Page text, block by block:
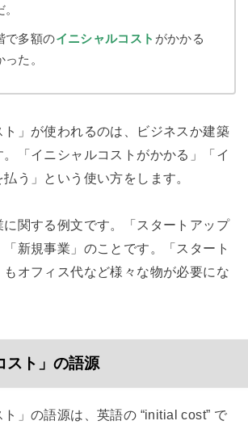
で多額のイニシャルコスト がかかる
た。
ト」が使われるのは、ビジネスか建築
「イニシャルコストがかかる」「イ
う」という使い方をします。
関する例文です。「スタートアップ
「新規事業」のことです。「スタート
オフィス代など様々な物が必要にな
スト」の語源
ト」の語源は、英語の “initial cost” で